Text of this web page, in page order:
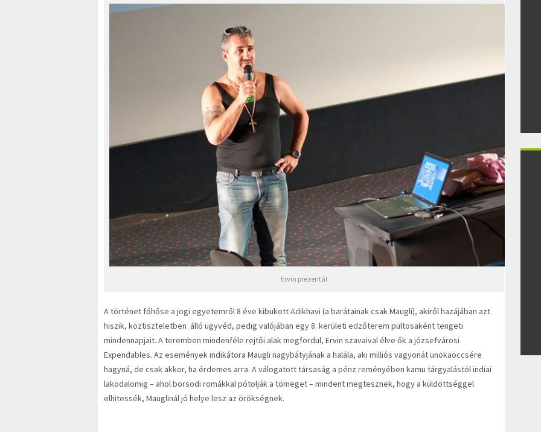
Ervin prezentál
A történet főhőse a jogi egyetemről 8 éve kibukott Adikhavi (a barátainak csak Maugli), akiről hazájában azt
hiszik, köztiszteletben álló ügyvéd, pedig valójában egy 8. kerületi edzőterem pultosaként tengeti
mindennapjait. A teremben mindenféle rejtői alak megfordul, Ervin szavaival élve ők a józsefvárosi
Expendables. Az események indikátora Maugli nagybátyjának a halála, aki milliós vagyonát unokaöccsére
hagyná, de csak akkor, ha érdemes arra. A válogatott társaság a pénz reményében kamu tárgyalástól indiai
lakodalomig – ahol borsodi romákkal pótolják a tömeget – mindent megtesznek, hogy a küldöttséggel
elhitessék, Mauglinál jó helye lesz az örökségnek.